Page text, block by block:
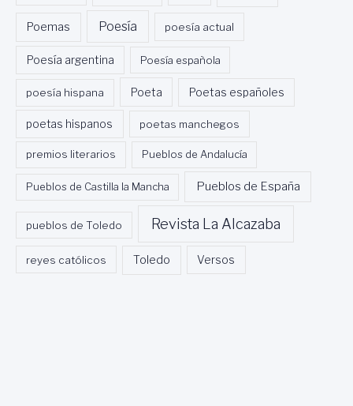
Poemas Poesía poesía actual
Poesía argentina Poesía española
poesía hispana Poeta Poetas españoles
poetas hispanos poetas manchegos
premios literarios Pueblos de Andalucía
Pueblos de Castilla la Mancha Pueblos de España
pueblos de Toledo Revista La Alcazaba
reyes católicos Toledo Versos